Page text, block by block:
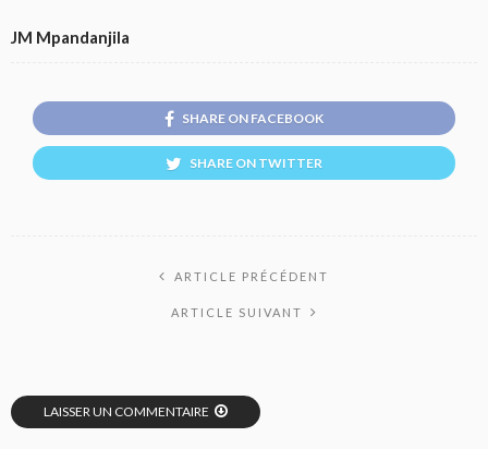
JM Mpandanjila
SHARE ON FACEBOOK
SHARE ON TWITTER
ARTICLE PRÉCÉDENT
ARTICLE SUIVANT
LAISSER UN COMMENTAIRE